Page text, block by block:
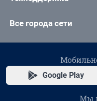
Все города сети
Google Play
Мы